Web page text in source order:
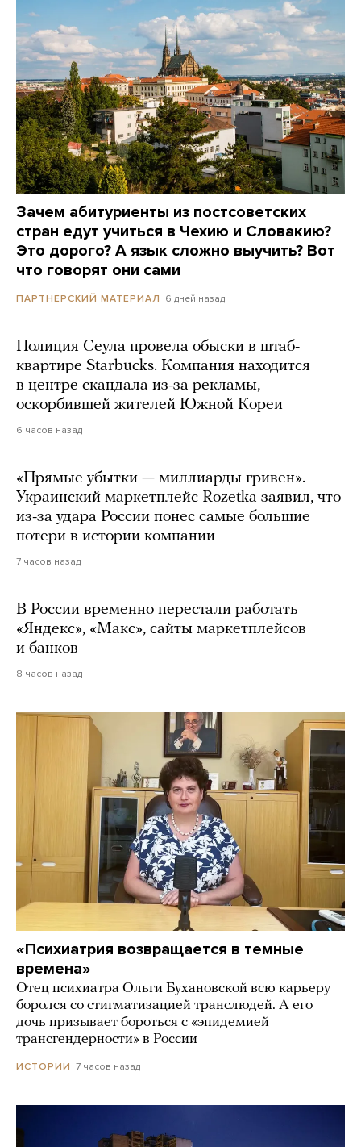
Зачем абитуриенты из постсоветских
стран едут учиться в Чехию и Словакию?
Это дорого? А язык сложно выучить? Вот
что говорят они сами
ПАРТНЕРСКИЙ МАТЕРИАЛ 6 дней назад
Полиция Сеула провела обыски в штаб-
квартире Starbucks. Компания находится
в центре скандала из-за рекламы,
оскорбившей жителей Южной Кореи
6 часов назад
«Прямые убытки — миллиарды гривен».
Украинский маркетплейс Rozetka заявил, что
из-за удара России понес самые большие
потери в истории компании
7 часов назад
В России временно перестали работать
«Яндекс», «Макс», сайты маркетплейсов
и банков
8 часов назад
«Психиатрия возвращается в темные
времена»
Отец психиатра Ольги Бухановской всю карьеру
боролся со стигматизацией транслюдей. А его
дочь призывает бороться с «эпидемией
трансгендерности» в России
ИСТОРИИ 7 часов назад